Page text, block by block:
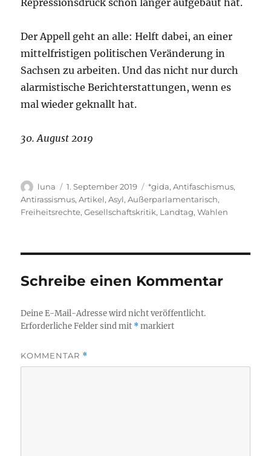
Der Appell geht an alle: Helft dabei, an einer
mittelfristigen politischen Veränderung in
Sachsen zu arbeiten. Und das nicht nur durch
alarmistische Berichterstattungen, wenn es
mal wieder geknallt hat.
30. August 2019
Autor
luna
Veröffentlicht
am
1. September 2019 Kategorien
*gida,Antifaschismus,
Antirassismus,Artikel,Asyl,Außerparlamentarisch,
Freiheitsrechte,Gesellschaftskritik, Landtag,Wahlen
Schreibe einen Kommentar
Deine E-Mail-Adresse wird nicht veröffentlicht.
Erforderliche Felder sind mit *markiert
KOMMENTAR *